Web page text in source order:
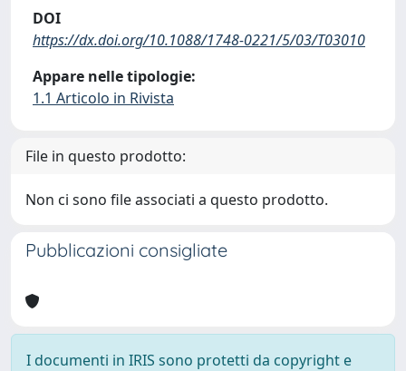
DOI
https://dx.doi.org/10.1088/1748-0221/5/03/T03010
Appare nelle tipologie:
1.1 Articolo in Rivista
File in questo prodotto:
Non ci sono file associati a questo prodotto.
Pubblicazioni consigliate
I documenti in IRIS sono protetti da copyright e